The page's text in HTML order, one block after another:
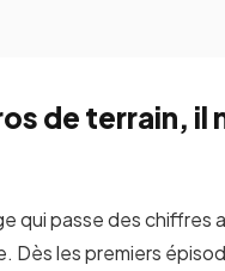
de terrain, il
qui passe des
Dès les premiers